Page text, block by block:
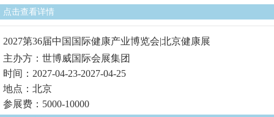
点击查看详情
2027第36届中国国际健康产业博览会|北京健康展
主办方：世博威国际会展集团
时间：2027-04-23-2027-04-25
地点：北京
参展费：5000-10000